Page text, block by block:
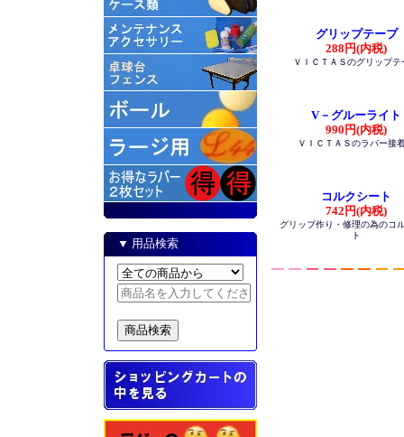
▼ 用品検索
グリップテープ
288円(内税)
ＶＩＣＴＡＳのグリップテ
V－グルーライト
990円(内税)
ＶＩＣＴＡＳのラバー接
コルクシート
742円(内税)
グリップ作り・修理の為のコ
ト